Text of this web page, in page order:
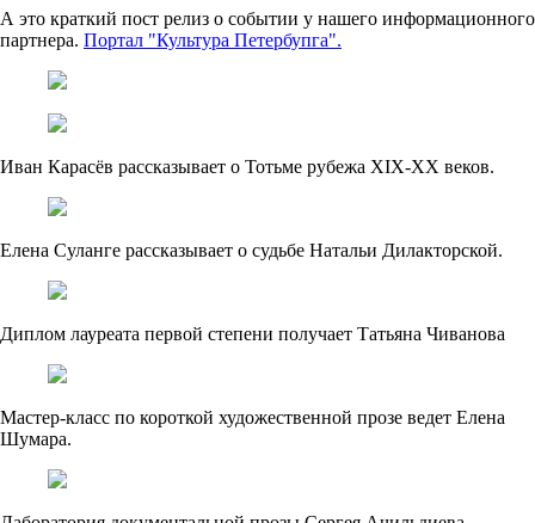
А это краткий пост релиз о событии у нашего информационного
партнера. Портал "Культура Петербупга".
Иван Карасёв рассказывает о Тотьме рубежа XIX-XX веков.
Елена Суланге рассказывает о судьбе Натальи Дилакторской.
Диплом лауреата первой степени получает Татьяна Чиванова
Мастер-класс по короткой художественной прозе ведет Елена
Шумара.